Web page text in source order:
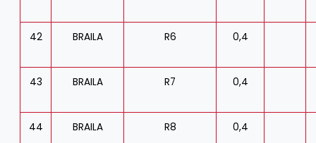
42 BRAILA R6 0,4
43 BRAILA R7 0,4
44 BRAILA R8 0,4